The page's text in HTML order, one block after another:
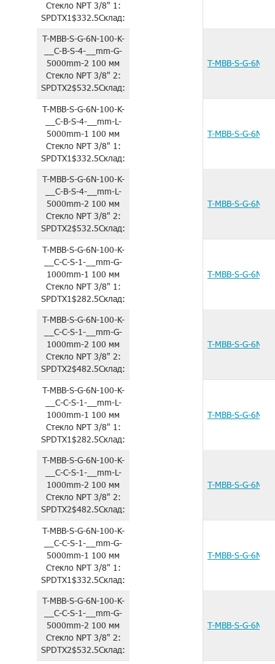
СтеклоNPT 3/8" 1:
SPDTX1$332.5Склад:
T-MBB-S-G-6N-100-K-
__C-B-S-4-__mm-G-
5000mm-2 100 мм
СтеклоNPT 3/8" 2:
SPDTX2$532.5Склад:
T-MBB-S-G-6N-
T-MBB-S-G-6N-100-K-
__C-B-S-4-__mm-L-
5000mm-1 100 мм
СтеклоNPT 3/8" 1:
SPDTX1$332.5Склад:
T-MBB-S-G-6N-
T-MBB-S-G-6N-100-K-
__C-B-S-4-__mm-L-
5000mm-2 100 мм
СтеклоNPT 3/8" 2:
SPDTX2$532.5Склад:
T-MBB-S-G-6N-
T-MBB-S-G-6N-100-K-
__C-C-S-1-__mm-G-
1000mm-1 100 мм
СтеклоNPT 3/8" 1:
SPDTX1$282.5Склад:
T-MBB-S-G-6N-
T-MBB-S-G-6N-100-K-
__C-C-S-1-__mm-G-
1000mm-2 100 мм
СтеклоNPT 3/8" 2:
SPDTX2$482.5Склад:
T-MBB-S-G-6N-
T-MBB-S-G-6N-100-K-
__C-C-S-1-__mm-L-
1000mm-1 100 мм
СтеклоNPT 3/8" 1:
SPDTX1$282.5Склад:
T-MBB-S-G-6N-
T-MBB-S-G-6N-100-K-
__C-C-S-1-__mm-L-
1000mm-2 100 мм
СтеклоNPT 3/8" 2:
SPDTX2$482.5Склад:
T-MBB-S-G-6N-
T-MBB-S-G-6N-100-K-
__C-C-S-1-__mm-G-
5000mm-1 100 мм
СтеклоNPT 3/8" 1:
SPDTX1$332.5Склад:
T-MBB-S-G-6N-
T-MBB-S-G-6N-100-K-
__C-C-S-1-__mm-G-
5000mm-2 100 мм
СтеклоNPT 3/8" 2:
SPDTX2$532.5Склад:
T-MBB-S-G-6N-